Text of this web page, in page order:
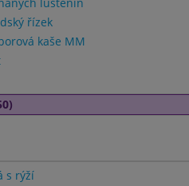
řízek
kaše MM
s rýží